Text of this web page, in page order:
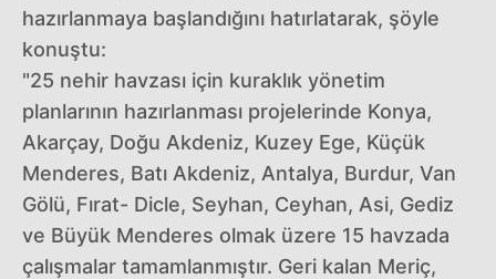
hazırlanmaya başlandığını hatırlatarak, şöyle
konuştu:
"25 nehir havzası için kuraklık yönetim
planlarının hazırlanması projelerinde Konya,
Akarçay, Doğu Akdeniz, Kuzey Ege, Küçük
Menderes, Batı Akdeniz, Antalya, Burdur, Van
Gölü, Fırat- Dicle, Seyhan, Ceyhan, Asi, Gediz
ve Büyük Menderes olmak üzere 15 havzada
çalışmalar tamamlanmıştır. Geri kalan Meriç,